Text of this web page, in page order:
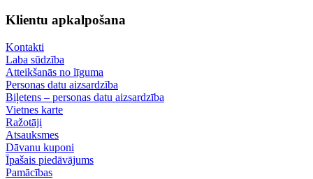
Klientu apkalpošana
Kontakti
Laba sūdzība
Atteikšanās no līguma
Personas datu aizsardzība
Biļetens – personas datu aizsardzība
Vietnes karte
Ražotāji
Atsauksmes
Dāvanu kuponi
Īpašais piedāvājums
Pamācības